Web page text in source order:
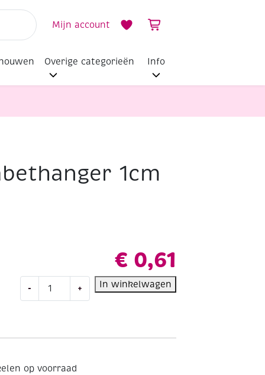
Mijn account
Overige categorieën Info
1cm
€ 0,61
-
Alfabethanger
+ In winkelwagen
op voorraad